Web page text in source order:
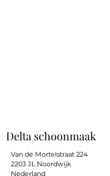
Van de Mortelstraat 224
2203 JL Noordwijk
Nederland
Delta schoonmaak